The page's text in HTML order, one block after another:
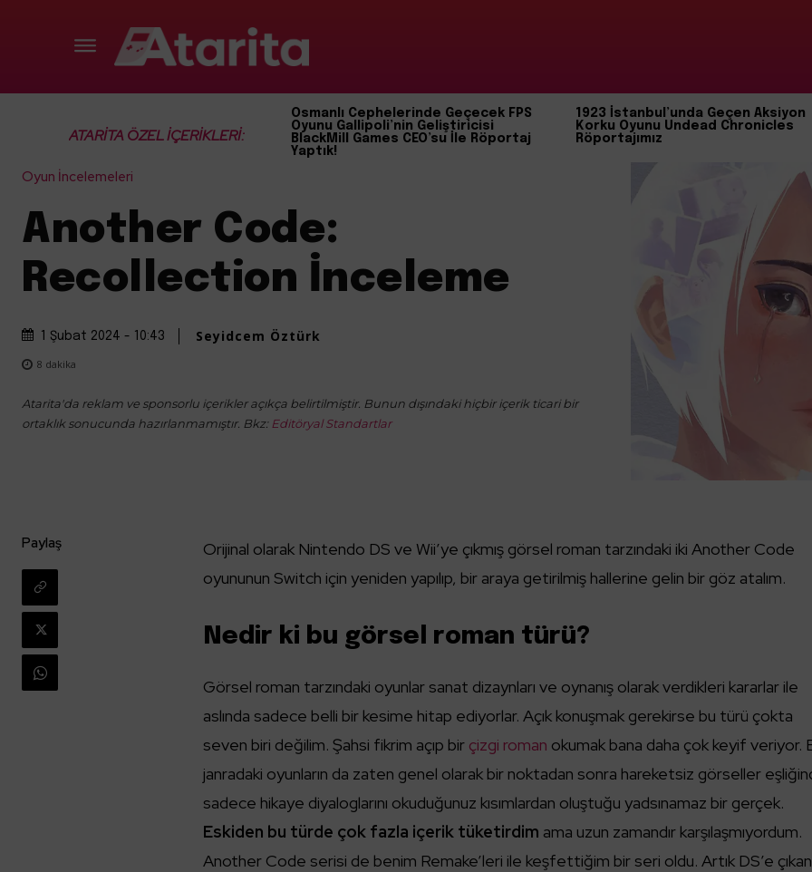
ATARİTA ÖZEL İÇERİKLERİ:
Osmanlı Cephelerinde Geçecek FPS
Oyunu Gallipoli’nin Geliştiricisi
BlackMill Games CEO’su İle Röportaj
Yaptık!
1923 İstanbul’unda Geçen Aksiyon
Korku Oyunu Undead Chronicles
Röportajımız
Oyun İncelemeleri
Another Code:
Recollection İnceleme
1 Şubat 2024 - 10:43 Seyidcem Öztürk
8 dakika
Atarita'da reklam ve sponsorlu içerikler açıkça belirtilmiştir. Bunun dışındaki hiçbir içerik ticari bir
ortaklık sonucunda hazırlanmamıştır. Bkz: Editöryal Standartlar
Paylaş
Orijinal olarak Nintendo DS ve Wii’ye çıkmış görsel roman tarzındaki iki Another Code
oyununun Switch için yeniden yapılıp, bir araya getirilmiş hallerine gelin bir göz atalım.
Nedir ki bu görsel roman türü?
Görsel roman tarzındaki oyunlar sanat dizaynları ve oynanış olarak verdikleri kararlar ile
aslında sadece belli bir kesime hitap ediyorlar. Açık konuşmak gerekirse bu türü çokta
seven biri değilim. Şahsi fikrim açıp bir çizgi roman okumak bana daha çok keyif veriyor.
janradaki oyunların da zaten genel olarak bir noktadan sonra hareketsiz görseller
sadece hikaye diyaloglarını okuduğunuz kısımlardan oluştuğu yadsınamaz bir gerçek.
Eskiden bu türde çok fazla içerik tüketirdim ama uzun zamandır karşılaşmıyordum.
Another Code serisi de benim Remake’leri ile keşfettiğim bir seri oldu. Artık DS’e çıkan